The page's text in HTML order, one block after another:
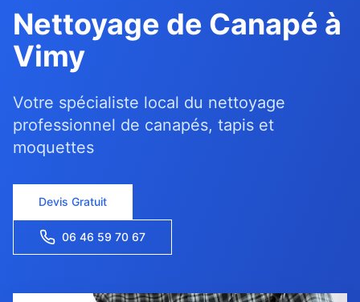
Nettoyage de Canapé à
Vimy
Votre spécialiste local du nettoyage
professionnel de canapés, tapis et
moquettes
Devis Gratuit
06 46 59 70 67